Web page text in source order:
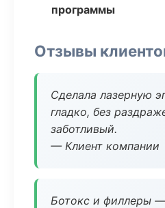
программы
Отзывы
Сделала лазерную
гладко, без
заботливый.
— Клиент компании
Ботокс и филлеры